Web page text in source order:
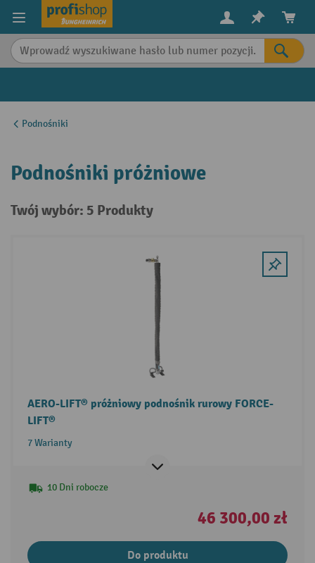
content
Podnośniki
Podnośniki próżniowe
Twój wybór: 5 Produkty
AERO-LIFT® próżniowy podnośnik rurowy FORCE-
LIFT®
7 Warianty
10 Dni robocze
46 300,00 zł
Do produktu